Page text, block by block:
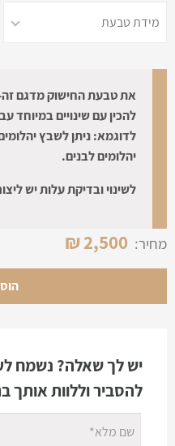
להכין עם שינויים במיוחד
לדוגמא: ניתן לשבץ
יהלומים לבנים.
לשינוי ובדיקת עלות יש
מחיר: 2,500
₪
יש לך שאלה? נשמח
להסביר וללוות אותך